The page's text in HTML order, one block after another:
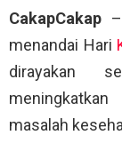
CakapCakap –
menandai Hari
dirayakan
masalah